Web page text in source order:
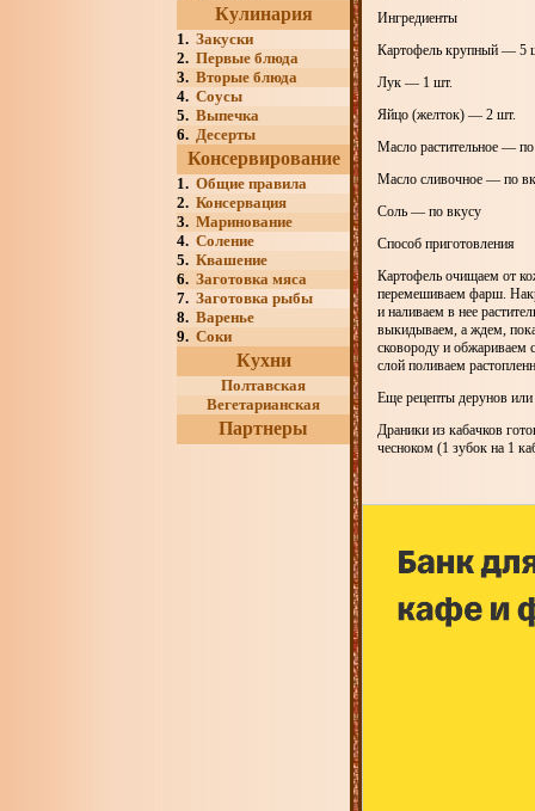
Кулинария
1. Закуски
2. Первые блюда
3. Вторые блюда
4. Соусы
5. Выпечка
6. Десерты
Консервирование
1. Общие правила
2. Консервация
3. Маринование
4. Соление
5. Квашение
6. Заготовка мяса
7. Заготовка рыбы
8. Варенье
9. Соки
Кухни
Полтавская
Вегетарианская
Партнеры
Ингредиенты
Картофель крупный — 5
Лук — 1 шт.
Яйцо (желток) — 2 шт.
Масло растительное —
Масло сливочное — по
Соль — по вкусу
Способ приготовления
Картофель очищаем от
перемешиваем фарш.
и наливаем в нее
выкидываем, а ждем,
сковороду и обжариваем
слой поливаем
Еще рецепты дерунов
Драники из кабачков
чесноком (1 зубок на 1